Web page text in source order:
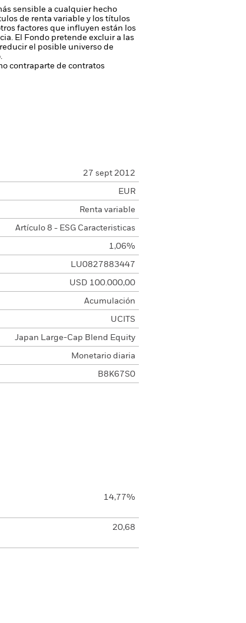
sensible a cualquier hecho
de renta variable y los títulos
factores que influyen están los
El Fondo pretende excluir a las
el posible universo de
contraparte de contratos
27 sept 2012
EUR
Renta variable
Artículo 8 - ESG Caracteristicas
1,06%
LU0827883447
USD 100.000,00
Acumulación
UCITS
Japan Large-Cap Blend Equity
Monetario diaria
B8K67S0
14,77%
20,68